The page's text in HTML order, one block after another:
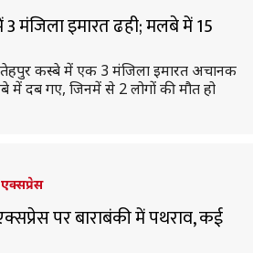
3 मंजिला इमारत ढही; मलबे में 15
फतेहपुर कस्बे में एक 3 मंजिला इमारत अचानक
में दब गए, जिनमें से 2 लोगों की मौत हो
पर बाराबंकी में पथराव, कई